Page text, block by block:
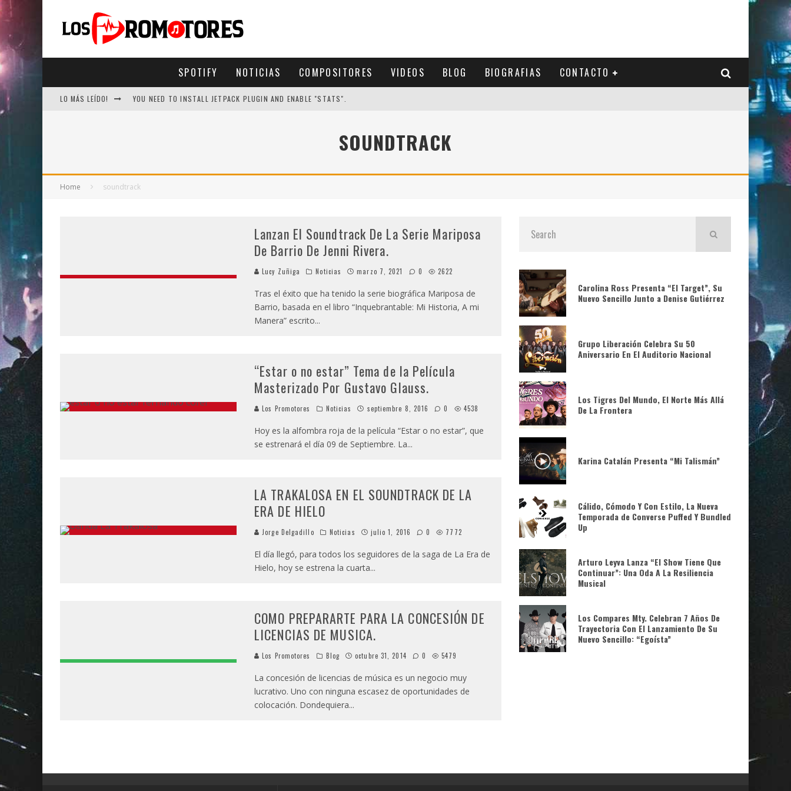
SPOTIFY NOTICIAS COMPOSITORES VIDEOS BLOG BIOGRAFIAS CONTACTO
LO MÁS LEÍDO! YOU NEED TO INSTALL JETPACK PLUGIN AND ENABLE "STATS".
SOUNDTRACK
Home soundtrack
Lanzan El Soundtrack De La Serie Mariposa
De Barrio De Jenni Rivera.
Lucy Zuñiga Noticias marzo 7, 2021 0 2622
Tras el éxito que ha tenido la serie biográfica Mariposa de
Barrio, basada en el libro “Inquebrantable: Mi Historia, A mi
Manera” escrito...
“Estar o no estar” Tema de la Película
Masterizado Por Gustavo Glauss.
Los Promotores Noticias septiembre 8, 2016 0 4538
Hoy es la alfombra roja de la película “Estar o no estar”, que
se estrenará el día 09 de Septiembre. La...
LA TRAKALOSA EN EL SOUNDTRACK DE LA
ERA DE HIELO
Jorge Delgadillo Noticias julio 1, 2016 0 7772
El día llegó, para todos los seguidores de la saga de La Era de
Hielo, hoy se estrena la cuarta...
COMO PREPARARTE PARA LA CONCESIÓN DE
LICENCIAS DE MUSICA.
Los Promotores Blog octubre 31, 2014 0 5479
La concesión de licencias de música es un negocio muy
lucrativo. Uno con ninguna escasez de oportunidades de
colocación. Dondequiera...
Carolina Ross Presenta “El Target”, Su
Nuevo Sencillo Junto a Denise Gutiérrez
Grupo Liberación Celebra Su 50
Aniversario En El Auditorio Nacional
Los Tigres Del Mundo, El Norte Más Allá
De La Frontera
Karina Catalán Presenta “Mi Talismán”
Cálido, Cómodo Y Con Estilo, La Nueva
Temporada de Converse Puffed Y Bundled
Up
Arturo Leyva Lanza “El Show Tiene Que
Continuar”: Una Oda A La Resiliencia
Musical
Los Compares Mty. Celebran 7 Años De
Trayectoria Con El Lanzamiento De Su
Nuevo Sencillo: “Egoísta”